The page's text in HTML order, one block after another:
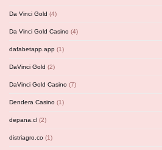
Da Vinci Gold (4)
Da Vinci Gold Casino (4)
dafabetapp.app (1)
DaVinci Gold (2)
DaVinci Gold Casino (7)
Dendera Casino (1)
depana.cl (2)
distriagro.co (1)